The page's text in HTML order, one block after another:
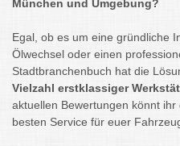
München und Umgebung?
Egal, ob es um eine gründliche
Ölwechsel oder einen
Stadtbranchenbuch hat die
Vielzahl erstklassiger
aktuellen Bewertungen könnt
besten Service für euer